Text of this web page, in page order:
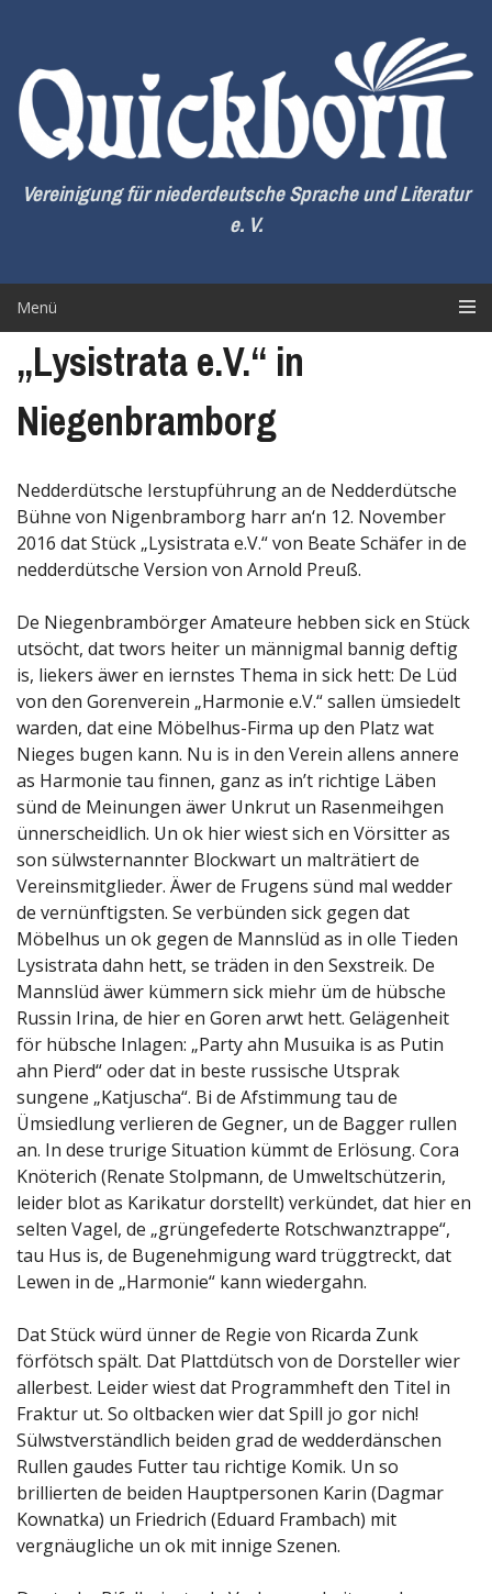
springen
Vereinigung für niederdeutsche Sprache und Literatur
e. V.
Menü
„Lysistrata e.V.“ in
Niegenbramborg
Nedderdütsche Ierstupführung an de Nedderdütsche
Bühne von Nigenbramborg harr an‘n 12. November
2016 dat Stück „Lysistrata e.V.“ von Beate Schäfer in de
nedderdütsche Version von Arnold Preuß.
De Niegenbrambörger Amateure hebben sick en Stück
utsöcht, dat twors heiter un männigmal bannig deftig
is, liekers äwer en iernstes Thema in sick hett: De Lüd
von den Gorenverein „Harmonie e.V.“ sallen ümsiedelt
warden, dat eine Möbelhus-Firma up den Platz wat
Nieges bugen kann. Nu is in den Verein allens annere
as Harmonie tau finnen, ganz as in’t richtige Läben
sünd de Meinungen äwer Unkrut un Rasenmeihgen
ünnerscheidlich. Un ok hier wiest sich en Vörsitter as
son sülwsternannter Blockwart un malträtiert de
Vereinsmitglieder. Äwer de Frugens sünd mal wedder
de vernünftigsten. Se verbünden sick gegen dat
Möbelhus un ok gegen de Mannslüd as in olle Tieden
Lysistrata dahn hett, se träden in den Sexstreik. De
Mannslüd äwer kümmern sick miehr üm de hübsche
Russin Irina, de hier en Goren arwt hett. Gelägenheit
för hübsche Inlagen: „Party ahn Musuika is as Putin
ahn Pierd“ oder dat in beste russische Utsprak
sungene „Katjuscha“. Bi de Afstimmung tau de
Ümsiedlung verlieren de Gegner, un de Bagger rullen
an. In dese trurige Situation kümmt de Erlösung. Cora
Knöterich (Renate Stolpmann, de Umweltschützerin,
leider blot as Karikatur dorstellt) verkündet, dat hier en
selten Vagel, de „grüngefederte Rotschwanztrappe“,
tau Hus is, de Bugenehmigung ward trüggtreckt, dat
Lewen in de „Harmonie“ kann wiedergahn.
Dat Stück würd ünner de Regie von Ricarda Zunk
förfötsch spält. Dat Plattdütsch von de Dorsteller wier
allerbest. Leider wiest dat Programmheft den Titel in
Fraktur ut. So oltbacken wier dat Spill jo gor nich!
Sülwstverständlich beiden grad de wedderdänschen
Rullen gaudes Futter tau richtige Komik. Un so
brillierten de beiden Hauptpersonen Karin (Dagmar
Kownatka) un Friedrich (Eduard Frambach) mit
vergnäugliche un ok mit innige Szenen.